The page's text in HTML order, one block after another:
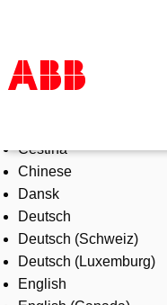
Products & Solutions
Industries
Services
About us
Where to buy
Contact us
Careers
Čeština
Chinese
Dansk
Deutsch
Deutsch (Schweiz)
Deutsch (Luxemburg)
English